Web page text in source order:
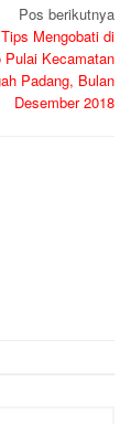
Pos berikutnya
Mengobati di
Pulai Kecamatan
Padang, Bulan
Desember 2018